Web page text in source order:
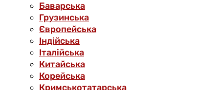
Баварська
Грузинська
Європейська
Індійська
Італійська
Китайська
Корейська
Кримськотатарська